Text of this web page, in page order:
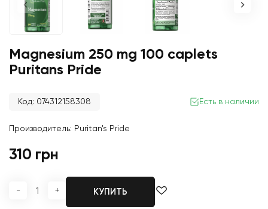
Magnesium 250 mg 100 caplets
Puritans Pride
Код: 074312158308 Есть в наличии
Производитель: Puritan's Pride
310 грн
- + КУПИТЬ